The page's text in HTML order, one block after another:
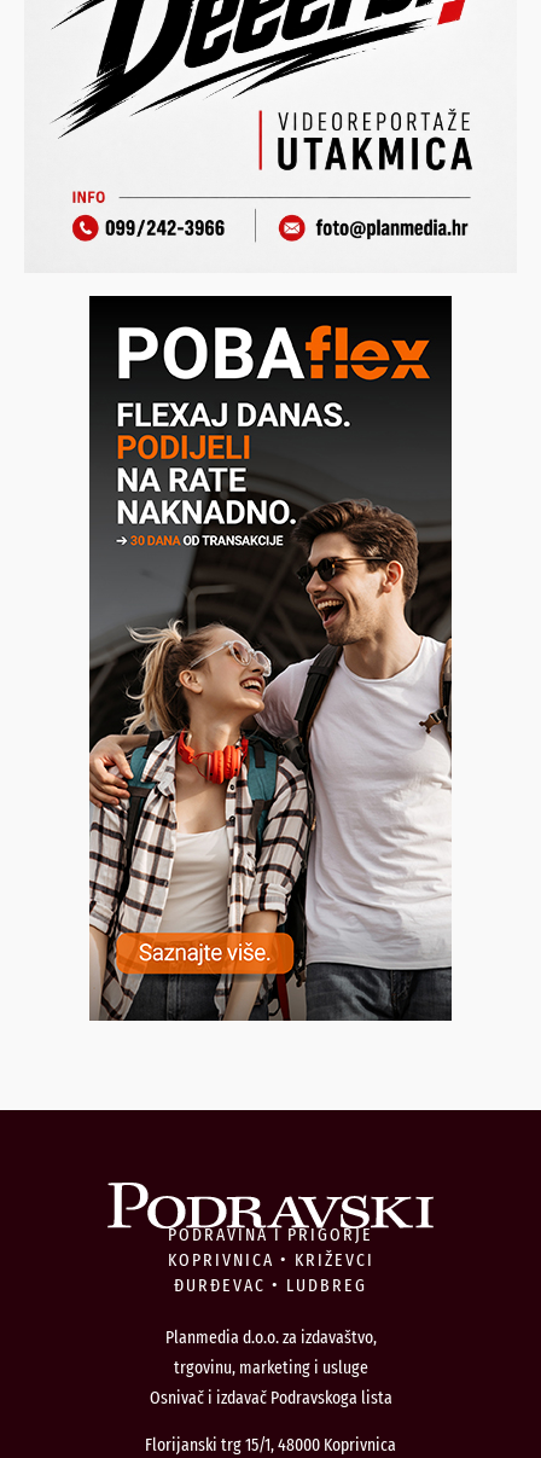
PODRAVINA I PRIGORJE
KOPRIVNICA • KRIŽEVCI
ĐURĐEVAC • LUDBREG
Planmedia d.o.o. za izdavaštvo,
trgovinu, marketing i usluge
Osnivač i izdavač Podravskoga lista
Florijanski trg 15/1, 48000 Koprivnica